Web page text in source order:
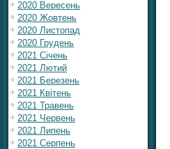
2020 Вересень
2020 Жовтень
2020 Листопад
2020 Грудень
2021 Січень
2021 Лютий
2021 Березень
2021 Квітень
2021 Травень
2021 Червень
2021 Липень
2021 Серпень